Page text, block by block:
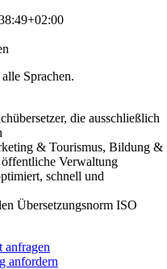
Sprachen.
die ausschließlich
& Tourismus, Bildung &
Verwaltung
schnell und
Übersetzungsnorm ISO
anfragen
anfordern